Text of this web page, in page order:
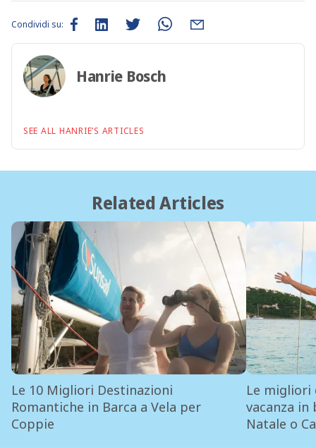
Condividi su:
Hanrie Bosch
SEE ALL HANRIE’S ARTICLES
Related Articles
Le 10 Migliori Destinazioni
Romantiche in Barca a Vela per
Coppie
Le migliori
vacanza
Natale o